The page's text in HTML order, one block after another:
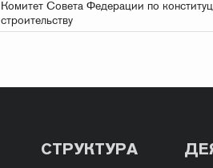
Комитет Совета Федерации по
строительству
СТРУКТУРА